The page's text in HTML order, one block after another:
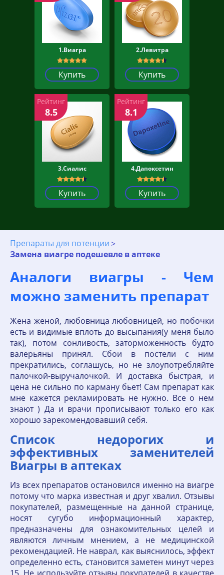
1.Виагра
Купить
2.Левитра
Купить
3.Сиалис
Купить
Рейтинг
8.5
4.Дапоксетин
Купить
Рейтинг
8.1
Препараты для потенции
Замена виагре подешевле в аптеке
Аналоги виагры - Чем
можно заменить препарат
Жена женой, любовница любовницей, но побочки
есть и видимые вплоть до высыпания(у меня было
так), потом сонливость, заторможенность будто
валерьяны принял. Сбои в постели с ним
прекратились, соглашусь, но не злоупотребляйте
палочкой-выручалочкой. И доставка быстрая, и
цена не сильно по карману бьет! Сам препарат как
мне кажется рекламировать не нужно. Все о нем
знают ) Да и врачи прописывают только его как
хорошо зарекомендовавший себя.
Список недорогих и
эффективных заменителей
Виагры в аптеках
Из всех препаратов остановился именно на виагре
потому что марка известная и друг хвалил. Отзывы
покупателей, размещенные на данной странице,
носят сугубо информационный характер,
предназначены для ознакомительных целей и
являются личным мнением, а не медицинской
рекомендацией. Не наврал, как выяснилось, эффект
определенно есть, становится заметен минут через